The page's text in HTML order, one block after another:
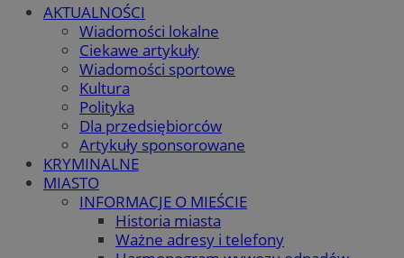
AKTUALNOŚCI
Wiadomości lokalne
Ciekawe artykuły
Wiadomości sportowe
Kultura
Polityka
Dla przedsiębiorców
Artykuły sponsorowane
KRYMINALNE
MIASTO
INFORMACJE O MIEŚCIE
Historia miasta
Ważne adresy i telefony